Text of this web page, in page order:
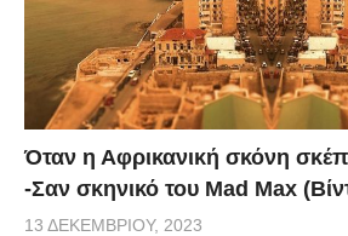
Όταν η Αφρικανική σκόνη
-Σαν σκηνικό του Mad Max
13 ΔΕΚΕΜΒΡΊΟΥ, 2023